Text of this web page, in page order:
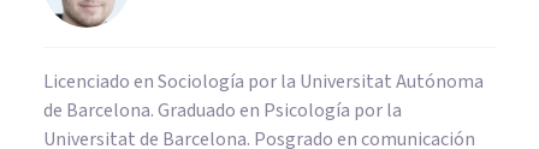
Licenciado en Sociología por la Universitat Autónoma
de Barcelona. Graduado en Psicología por la
Universitat de Barcelona. Posgrado en comunicación